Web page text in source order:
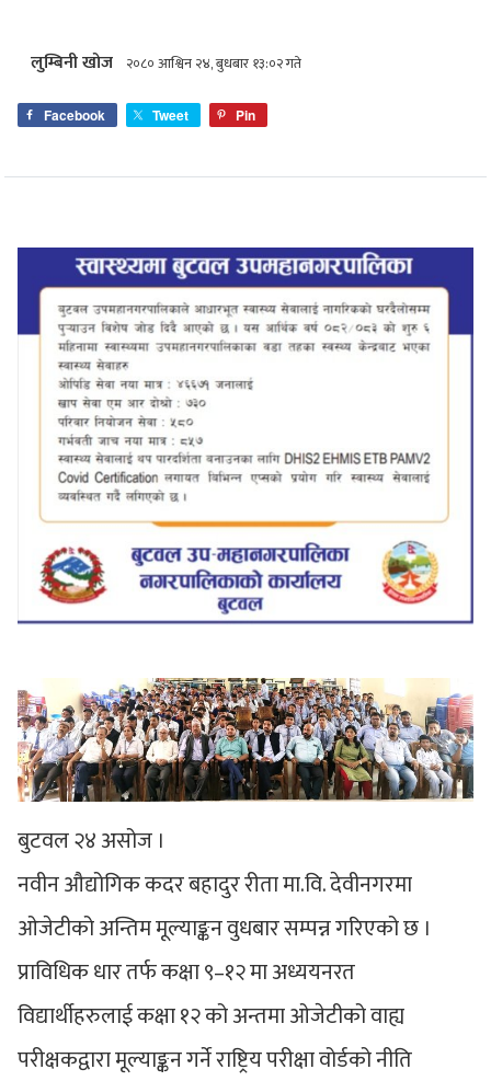
लुम्बिनी खोज २०८० आश्विन २४, बुधबार १३:०२ गते
Facebook Tweet Pin
बुटवल २४ असोज ।
नवीन औद्योगिक कदर बहादुर रीता मा.वि. देवीनगरमा
ओजेटीको अन्तिम मूल्याङ्कन वुधबार सम्पन्न गरिएको छ ।
प्राविधिक धार तर्फ कक्षा ९–१२ मा अध्ययनरत
विद्यार्थीहरुलाई कक्षा १२ को अन्तमा ओजेटीको वाह्य
परीक्षकद्वारा मूल्याङ्कन गर्ने राष्ट्रिय परीक्षा वोर्डको नीति